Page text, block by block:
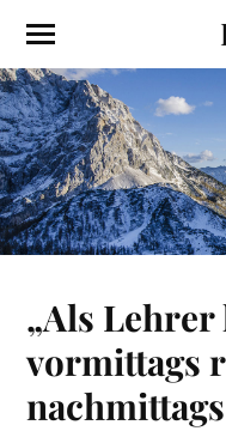
„Als Lehrer
vormittags